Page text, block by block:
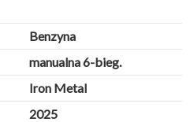
Benzyna
manualna 6-bieg.
Iron Metal
2025